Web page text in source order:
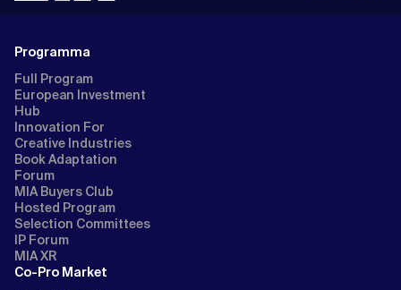
Programma
Full Program
European Investment
Hub
Innovation For
Creative Industries
Book Adaptation
Forum
MIA Buyers Club
Hosted Program
Selection Committees
IP Forum
MIA XR
Co-Pro Market